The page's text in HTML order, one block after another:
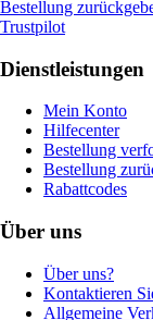
Bestellung
Trustpilot
Dienstleistungen
Mein Konto
Hilfecenter
Bestellung
Bestellung
Rabattcodes
Über uns
Über uns?
Kontaktieren
Allgemeine